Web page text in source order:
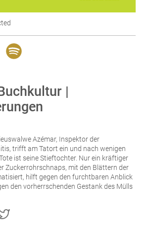
|
Azémar, Inspektor der
trifft am Tatort ein und nach wenigen
ist seine Stieftochter. Nur ein kräftiger
Zuckerrohrschnaps, mit den Blättern der
hilft gegen den furchtbaren Anblick
den vorherrschenden Gestank des Mülls